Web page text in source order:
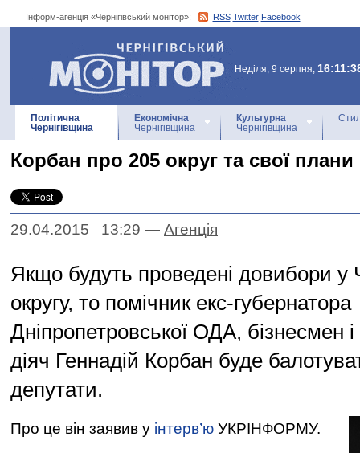
Інформ-агенція «Чернігівський монітор»: RSS Twitter Facebook
Інформ-агенція
«Чернігівський монітор»
Неділя, 9 серпня,
Політична
Чернігівщина
Економічна
Чернігівщина
Культурна
Чернігівщина
Корбан про 205 округ та свої плани
29.04.2015 13:29 — Агенцiя
Якщо будуть проведені довибори у
округу, то помічник екс-губернатора
Дніпропетровської ОДА, бізнесмен
діяч Геннадій Корбан буде
депутати.
Про це він заявив у інтерв’ю УКРІНФОРМУ.